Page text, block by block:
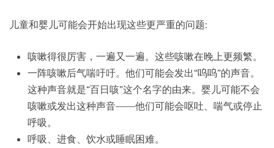
儿童和婴儿可能会开始出现这些更严重的问题:
咳嗽得很厉害，一遍又一遍。这些咳嗽在晚上更频繁。
一阵咳嗽后气喘吁吁。他们可能会发出“呜呜”的声音。
这种声音就是“百日咳”这个名字的由来。婴儿可能不会
咳嗽或发出这种声音——他们可能会呕吐、喘气或停止
呼吸。
呼吸、进食、饮水或睡眠困难。